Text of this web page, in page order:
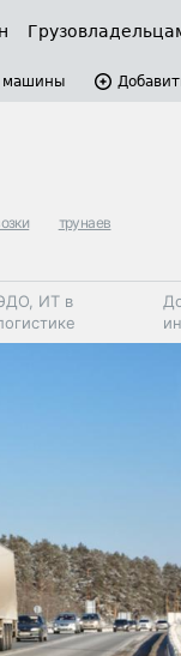
машины
трунаев
ИТ в